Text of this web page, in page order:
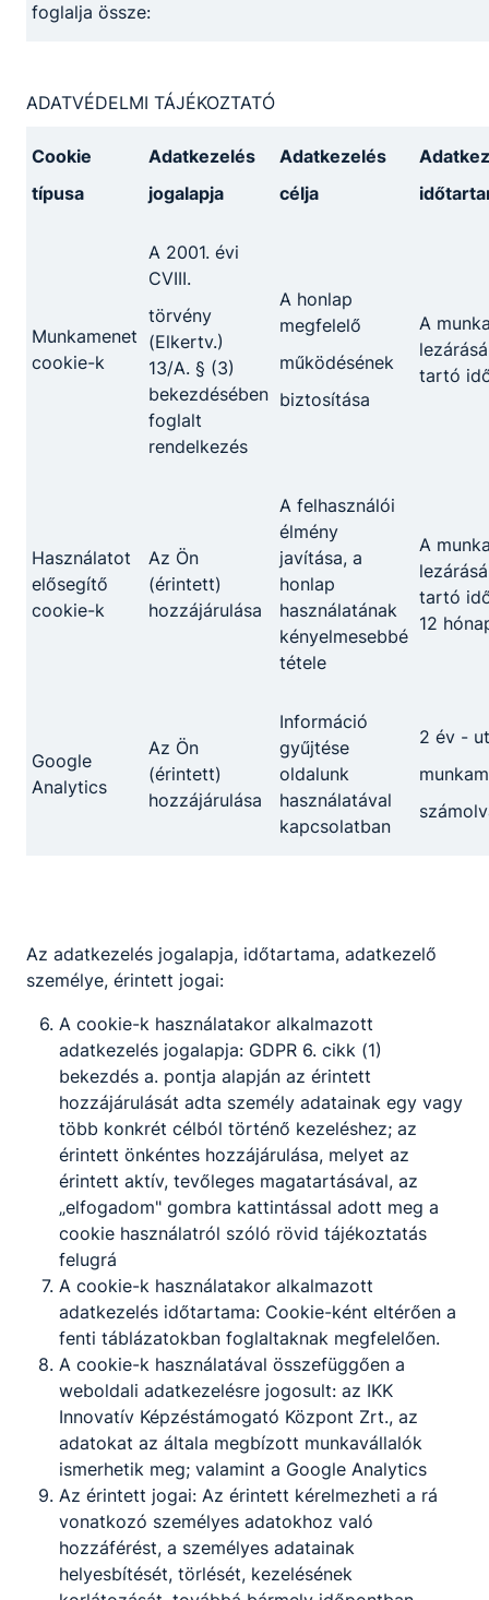
Surányi Endre
Technikum,
Szakképző
3700 Kazincbarcika
Irinyi János út 1.
OM azonosító:
203046/004
AdatkezelésImpresszum
foglalja össze:
ADATVÉDELMI TÁJÉKOZTATÓ
Cookie
típusa
Adatkezelés
jogalapja
Adatkezelés
célja
Munkamenet
cookie-k
A 2001. évi
CVIII.
törvény
(Elkertv.)
13/A. § (3)
bekezdésében
foglalt
rendelkezés
A honlap
megfelelő
működésének
biztosítása
A
tartó
Használatot
elősegítő
cookie-k
Az Ön
(érintett)
hozzájárulása
A felhasználói
élmény
javítása, a
honlap
használatának
kényelmesebbé
tétele
A
tartó
12
Google
Analytics
Az Ön
(érintett)
hozzájárulása
Információ
gyűjtése
oldalunk
használatával
kapcsolatban
2 év -
Az adatkezelés jogalapja, időtartama, adatkezelő
személye, érintett jogai:
A cookie-k használatakor alkalmazott
adatkezelés jogalapja: GDPR 6. cikk (1)
bekezdés a. pontja alapján az érintett
hozzájárulását adta személy adatainak egy vagy
több konkrét célból történő kezeléshez; az
érintett önkéntes hozzájárulása, melyet az
érintett aktív, tevőleges magatartásával, az
„elfogadom" gombra kattintással adott meg a
cookie használatról szóló rövid tájékoztatás
felugrá
A cookie-k használatakor alkalmazott
adatkezelés időtartama: Cookie-ként eltérően a
fenti táblázatokban foglaltaknak megfelelően.
A cookie-k használatával összefüggően a
weboldali adatkezelésre jogosult: az IKK
Innovatív Képzéstámogató Központ Zrt., az
adatokat az általa megbízott munkavállalók
ismerhetik meg; valamint a Google Analytics
Az érintett jogai: Az érintett kérelmezheti a rá
vonatkozó személyes adatokhoz való
hozzáférést, a személyes adatainak
helyesbítését, törlését, kezelésének